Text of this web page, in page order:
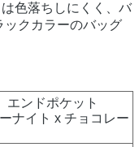
色落ちしにくく、バ
ックカラーのバッグ
ンドポケット
ナイト x チョコレー